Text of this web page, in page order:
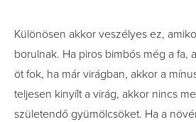
Különösen akkor veszélyes ez,
borulnak. Ha piros bimbós még a fa,
öt fok, ha már virágban, akkor a
teljesen kinyílt a virág, akkor nincs
születendő gyümölcsöket. Ha a